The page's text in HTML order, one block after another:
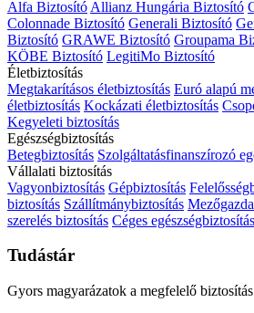
Alfa Biztosító Allianz Hungária Biztosító
Colonnade Biztosító Generali Biztosító
Biztosító GRAWE Biztosító Groupama
KÖBE Biztosító LegitiMo Biztosító
Életbiztosítás
Megtakarításos életbiztosítás Euró alapú
életbiztosítás Kockázati életbiztosítás
Kegyeleti biztosítás
Egészségbiztosítás
Betegbiztosítás Szolgáltatásfinanszírozó
Vállalati biztosítás
Vagyonbiztosítás Gépbiztosítás
biztosítás Szállítmánybiztosítás
szerelés biztosítás Céges egészségbiztosítás
Tudástár
Gyors magyarázatok a megfelelő